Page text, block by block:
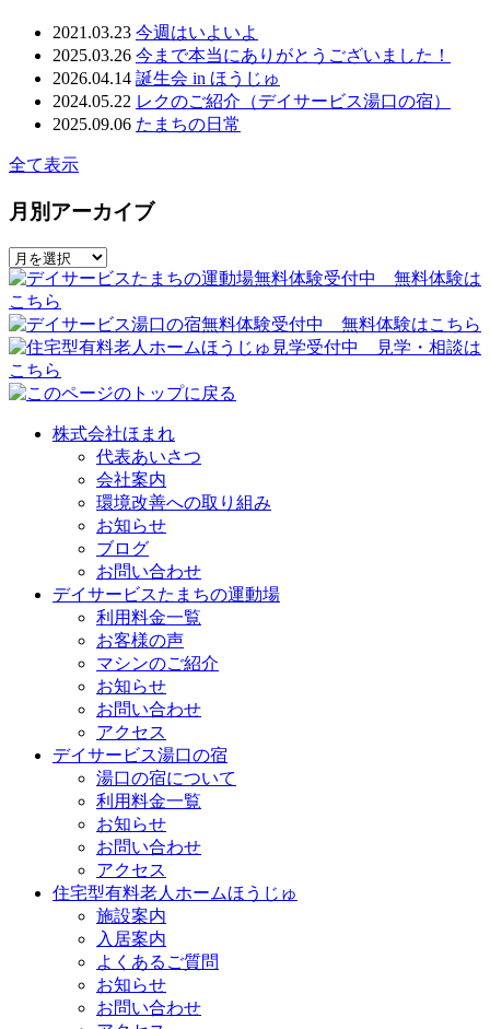
2021.03.23 今週はいよいよ
2025.03.26 今まで本当にありがとうございました！
2026.04.14 誕生会 in ほうじゅ
2024.05.22 レクのご紹介（デイサービス湯口の宿）
2025.09.06 たまちの日常
全て表示
月別アーカイブ
株式会社ほまれ
代表あいさつ
会社案内
環境改善への取り組み
お知らせ
ブログ
お問い合わせ
デイサービスたまちの運動場
利用料金一覧
お客様の声
マシンのご紹介
お知らせ
お問い合わせ
アクセス
デイサービス湯口の宿
湯口の宿について
利用料金一覧
お知らせ
お問い合わせ
アクセス
住宅型有料老人ホームほうじゅ
施設案内
入居案内
よくあるご質問
お知らせ
お問い合わせ